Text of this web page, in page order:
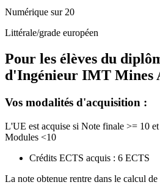
Numérique sur 20
Littérale/grade européen
Pour les élèves du
d'Ingénieur IMT Mines
Vos modalités d'acquisition :
L'UE est acquise si Note finale >= 10
Modules <10
Crédits ECTS acquis : 6 ECTS
La note obtenue rentre dans le calcul